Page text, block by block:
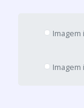
Hitecnologia
como